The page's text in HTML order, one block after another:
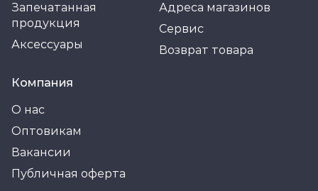
Запечатанная
продукция
Аксессуары
Адреса магазинов
Сервис
Возврат товара
Компания
О нас
Оптовикам
Вакансии
Публичная оферта